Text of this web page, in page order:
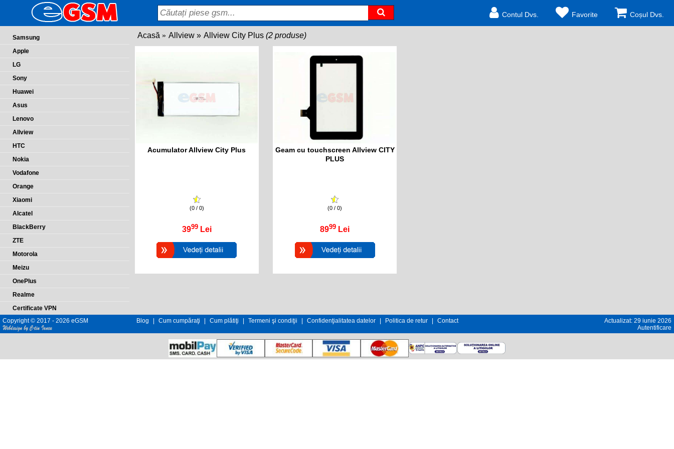
Contul Dvs. Favorite Coșul Dvs.
Samsung
Apple
LG
Sony
Huawei
Asus
Lenovo
Allview
HTC
Nokia
Vodafone
Orange
Xiaomi
Alcatel
BlackBerry
ZTE
Motorola
Meizu
OnePlus
Realme
Certificate VPN
Acasă Allview Allview City Plus (2 produse)
Acumulator Allview City Plus
(0 / 0)
3999 Lei
Geam cu touchscreen Allview CITY
PLUS
(0 / 0)
8999 Lei
Copyright © 2017 - 2026 eGSM Blog Cum cumpăraţi Cum plătiţi Termeni şi condiţii Confidenţialitatea datelor Politica de retur Contact
Actualizat: 29 iunie 2026
Autentificare